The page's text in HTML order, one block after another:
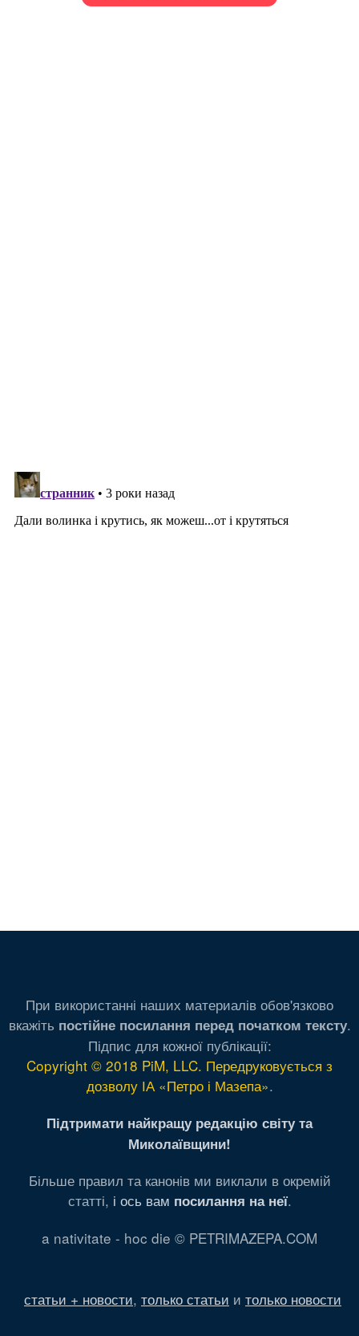
При використанні наших материалів обов'язково
вкажіть постійне посилання перед початком тексту.
Підпис для кожної публікації:
Copyright © 2018 PiM, LLC. Передруковується з
дозволу ІА «Петро і Мазепа».
Підтримати найкращу редакцію світу та
Миколаївщини!
Більше правил та канонів ми виклали в окремій
статті, і ось вам посилання на неї.
a nativitate - hoc die © PETRIMAZEPA.COM
статьи + новости, только статьи и только новости